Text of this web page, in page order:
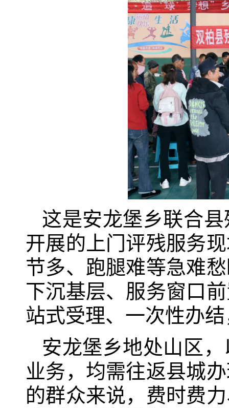
这是安龙堡乡联合
开展的上门评残服务
节多、跑腿难等急难
下沉基层、服务窗口
站式受理、一次性办
安龙堡乡地处山区
业务，均需往返县城
的群众来说，费时费